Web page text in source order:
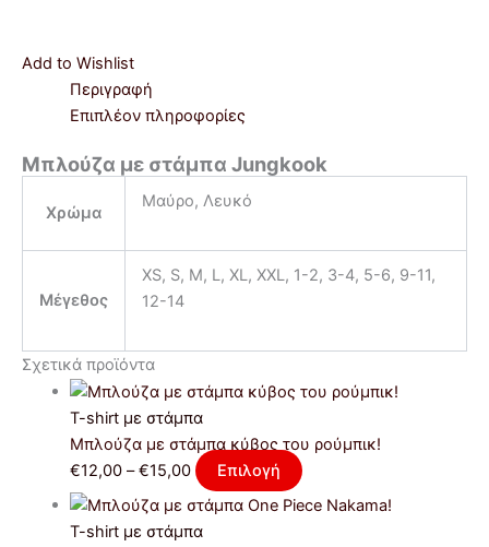
Add to Wishlist
Περιγραφή
Επιπλέον πληροφορίες
Μπλούζα με στάμπα Jungkook
Χρώμα
Μαύρο, Λευκό
Μέγεθος
XS, S, M, L, XL, XXL, 1-2, 3-4, 5-6, 9-11,
12-14
Σχετικά προϊόντα
T-shirt με στάμπα
Μπλούζα με στάμπα κύβος του ρούμπικ!
€12,00 – €15,00 Επιλογή
T-shirt με στάμπα